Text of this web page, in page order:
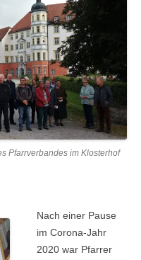
Pfarrverbandes im Klosterhof
Nach einer Pause
im Corona-Jahr
2020 war Pfarrer